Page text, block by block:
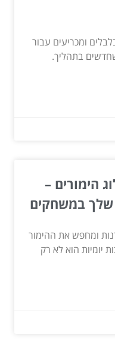
ומכריעים עבור
בתהליך.
הימורים –
שלך במשחקים
ומחפש את ההימור
יומיות הוא לא רק